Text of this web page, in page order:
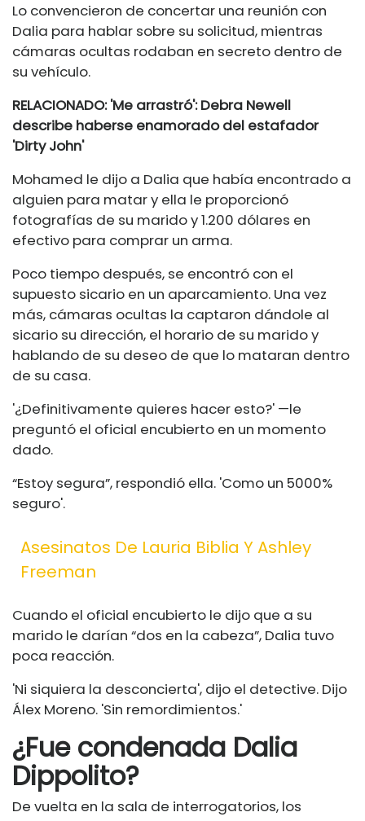
Lo convencieron de concertar una reunión con
Dalia para hablar sobre su solicitud, mientras
cámaras ocultas rodaban en secreto dentro de
su vehículo.
RELACIONADO: 'Me arrastró': Debra Newell
describe haberse enamorado del estafador
'Dirty John'
Mohamed le dijo a Dalia que había encontrado a
alguien para matar y ella le proporcionó
fotografías de su marido y 1.200 dólares en
efectivo para comprar un arma.
Poco tiempo después, se encontró con el
supuesto sicario en un aparcamiento. Una vez
más, cámaras ocultas la captaron dándole al
sicario su dirección, el horario de su marido y
hablando de su deseo de que lo mataran dentro
de su casa.
'¿Definitivamente quieres hacer esto?' —le
preguntó el oficial encubierto en un momento
dado.
“Estoy segura”, respondió ella. 'Como un 5000%
seguro'.
Asesinatos De Lauria Biblia Y Ashley
Freeman
Cuando el oficial encubierto le dijo que a su
marido le darían “dos en la cabeza”, Dalia tuvo
poca reacción.
'Ni siquiera la desconcierta', dijo el detective. Dijo
Álex Moreno. 'Sin remordimientos.'
¿Fue condenada Dalia
Dippolito?
De vuelta en la sala de interrogatorios, los